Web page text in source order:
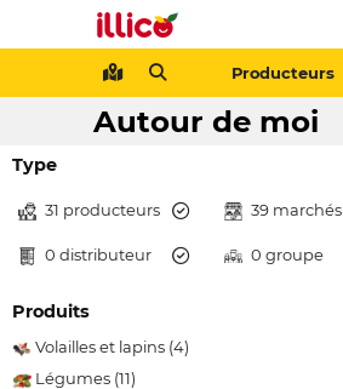
Producteurs
Autour de moi
Type
31 producteurs 39 marchés
0 distributeur 0 groupe
Produits
Volailles et lapins (4)
Légumes (11)